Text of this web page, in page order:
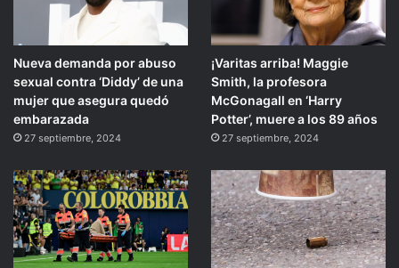
Nueva demanda por abuso
sexual contra ‘Diddy’ de una
mujer que asegura quedó
embarazada
27 septiembre, 2024
¡Varitas arriba! Maggie
Smith, la profesora
McGonagall en ‘Harry
Potter’, muere a los 89 años
27 septiembre, 2024